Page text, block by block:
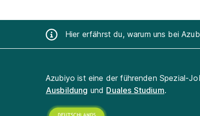
Hier erfährst du, warum uns bei
Azubiyo ist eine der führenden Spezial-
Ausbildung und Duales Studium.